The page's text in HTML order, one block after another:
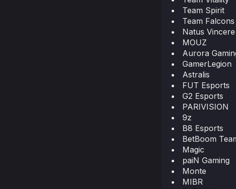
Team Spirit
Team Falcons
Natus Vincere
MOUZ
Aurora
GamerLegion
Astralis
FUT Esports
G2 Esports
PARIVISION
9z
B8 Esports
BetBoom
Magic
paiN Gaming
Monte
MIBR